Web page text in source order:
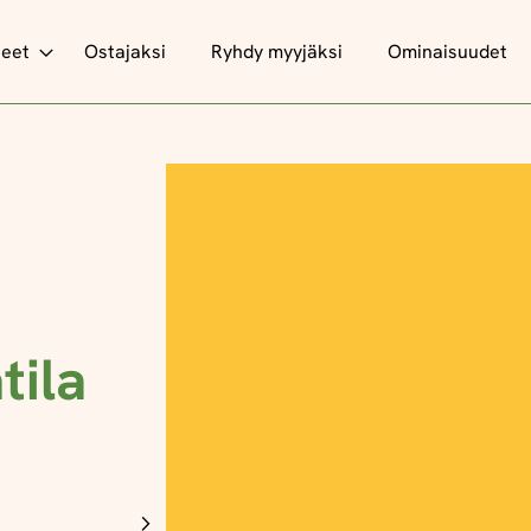
Ostajaksi Ryhdy myyjäksi Ominaisuudet